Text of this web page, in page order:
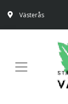
Västerås